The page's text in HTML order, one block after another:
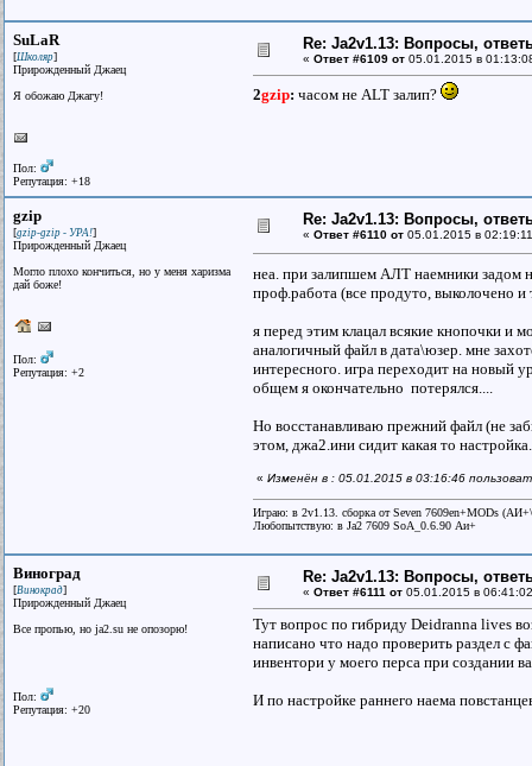
SuLaR
[Школяр]
Прирожденный Джаец
Я обожаю Джагу!
Пол:
Репутация: +18
Re: Ja2v1.13: Вопросы,
« Ответ #6109 от 05.01.2015 в
2gzip: часом не ALT залип?
gzip
[gzip-gzip - УРА!]
Прирожденный Джаец
Могло плохо кончиться, но у меня харизма
дай божe!
Пол:
Репутация: +2
Re: Ja2v1.13: Вопросы,
« Ответ #6110 от 05.01.2015 в
неа. при залипшем АЛТ наемники задом
проф.работа (все продуто, выколочено и
я перед этим клацал всякие кнопочки и
аналогичный файл в дата\юзер. мне
интересного. игра переходит на новый
общем я окончательно потерялся....
Но восстанавливаю прежний файл (не
этом, джа2.ини сидит какая то
« Изменён в : 05.01.2015 в 03:16:46
Играю: в 2v1.13. сборка от Seven 7609en+MODs
Любопытствую: в Ja2 7609 SoA_0.6.90 Аи+
Виноград
[Винокрад]
Прирожденный Джаец
Все пpопью, но ja2.su не опозоpю!
Пол:
Репутация: +20
Re: Ja2v1.13: Вопросы,
« Ответ #6111 от 05.01.2015 в
Тут вопрос по гибриду Deidranna lives
написано что надо проверить раздел с
инвентори у моего перса при создании
И по настройке раннего наема